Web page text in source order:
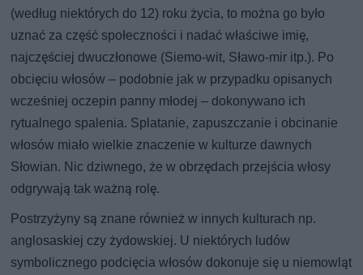
(według niektórych do 12) roku życia, to można go było
uznać za część społeczności i nadać właściwe imię,
najczęściej dwuczłonowe (Siemo-wit, Sławo-mir itp.). Po
obcięciu włosów – podobnie jak w przypadku opisanych
wcześniej oczepin panny młodej – dokonywano ich
rytualnego spalenia. Splatanie, zapuszczanie i obcinanie
włosów miało wielkie znaczenie w kulturze dawnych
Słowian. Nic dziwnego, że w obrzędach przejścia włosy
odgrywają tak ważną rolę.
Postrzyżyny są znane również w innych kulturach np.
anglosaskiej czy żydowskiej. U niektórych ludów
symbolicznego podcięcia włosów dokonuje się u niemowląt